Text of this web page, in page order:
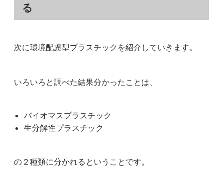
る
次に環境配慮型プラスチックを紹介していきます。
いろいろと調べた結果分かったことは、
バイオマスプラスチック
生分解性プラスチック
の２種類に分かれるということです。